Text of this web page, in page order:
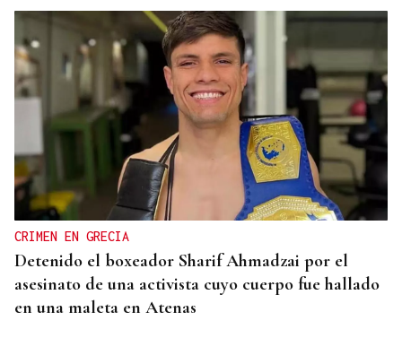
CRIMEN EN GRECIA
Detenido el boxeador Sharif Ahmadzai por el
asesinato de una activista cuyo cuerpo fue hallado
en una maleta en Atenas